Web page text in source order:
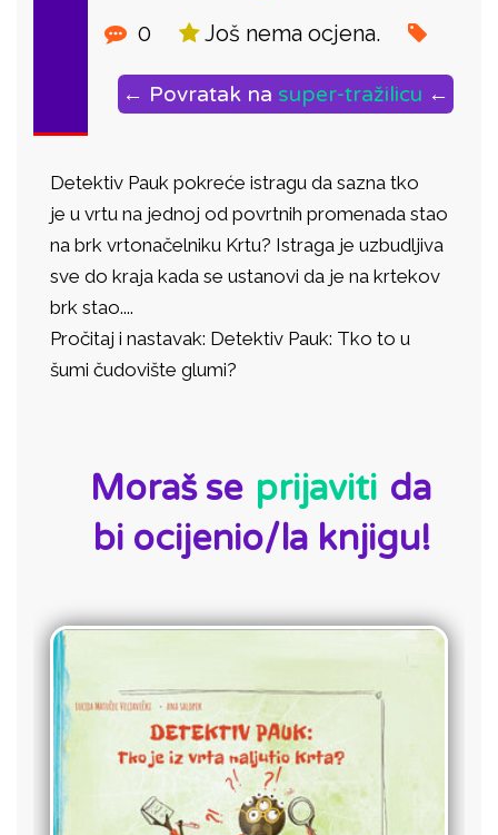
0 Još nema ocjena.
← Povratak na super-tražilicu ←
Detektiv Pauk pokreće istragu da sazna tko
je u vrtu na jednoj od povrtnih promenada stao
na brk vrtonačelniku Krtu? Istraga je uzbudljiva
sve do kraja kada se ustanovi da je na krtekov
brk stao....
Pročitaj i nastavak: Detektiv Pauk: Tko to u
šumi čudovište glumi?
Moraš se prijaviti da
bi ocijenio/la knjigu!